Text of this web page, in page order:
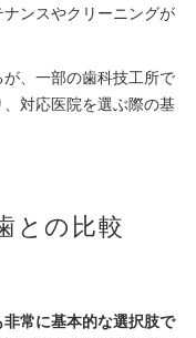
ンスやクリーニングが
、一部の歯科技工所で
対応医院を選ぶ際の基
との比較
常に基本的な選択肢で